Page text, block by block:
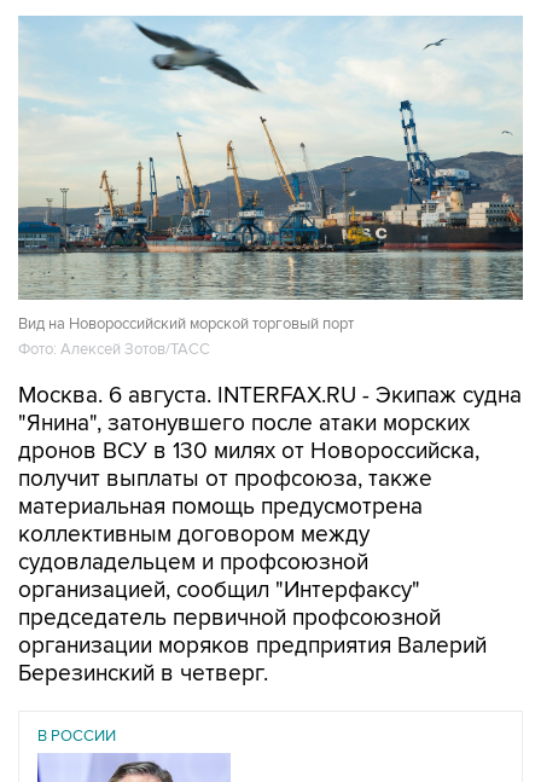
Вид на Новороссийский морской торговый порт
Фото: Алексей Зотов/ТАСС
Москва. 6 августа. INTERFAX.RU - Экипаж судна
"Янина", затонувшего после атаки морских
дронов ВСУ в 130 милях от Новороссийска,
получит выплаты от профсоюза, также
материальная помощь предусмотрена
коллективным договором между
судовладельцем и профсоюзной
организацией, сообщил "Интерфаксу"
председатель первичной профсоюзной
организации моряков предприятия Валерий
Березинский в четверг.
В РОССИИ